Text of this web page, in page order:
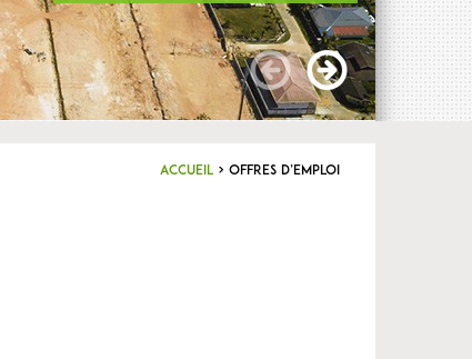
Accueil > Offres d’emploi